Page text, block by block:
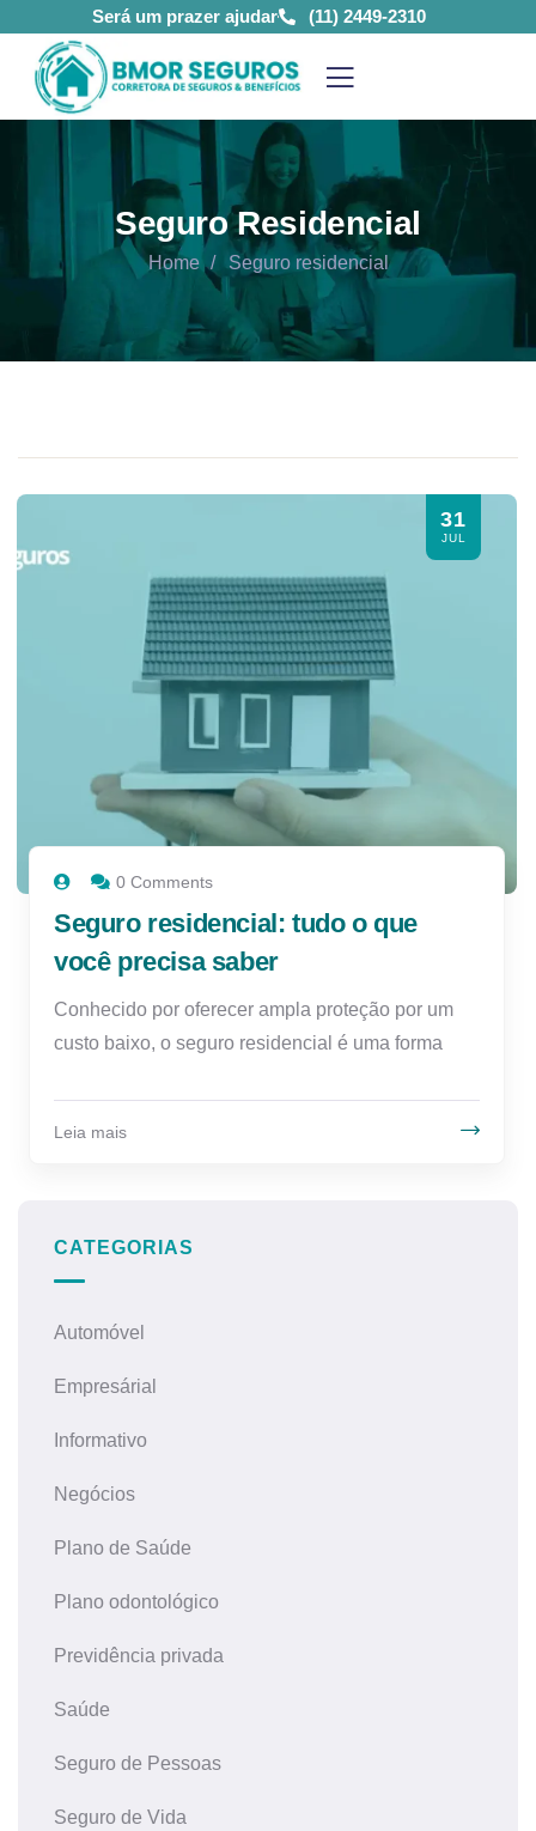
Será um prazer ajudar (11) 2449-2310
Seguro Residencial
Home Seguro residencial
31
JUL
0 Comments
Seguro residencial: tudo o que
você precisa saber
Conhecido por oferecer ampla proteção por um
custo baixo, o seguro residencial é uma forma
Leia mais
CATEGORIAS
Automóvel
Empresárial
Informativo
Negócios
Plano de Saúde
Plano odontológico
Previdência privada
Saúde
Seguro de Pessoas
Seguro de Vida